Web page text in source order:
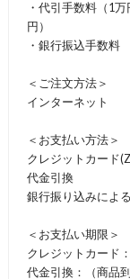
・代引手数料（1
円）
・銀行振込手数料
＜ご注文方法＞
インターネット
＜お支払い方法＞
クレジットカード
代金引換
銀行振り込みによ
＜お支払い期限＞
クレジットカード
代金引換：（商品